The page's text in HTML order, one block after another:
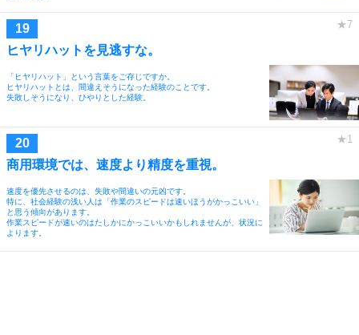
ヒヤリハットを見逃すな。
「ヒヤリハット」という言葉をご存じですか。
ヒヤリハットとは、間違えそうになった経験のことです。
失敗しそうになり、ひやりとした経験。
商用環境では、速度より精度を重視。
速度を優先させるのは、失敗や間違いの元凶です。
特に、社会経験の浅い人は「作業のスピードは速いほうがかっこいい」
と思う傾向があります。
作業スピードが速いのはたしかにかっこいいかもしれませんが、状況に
よります。